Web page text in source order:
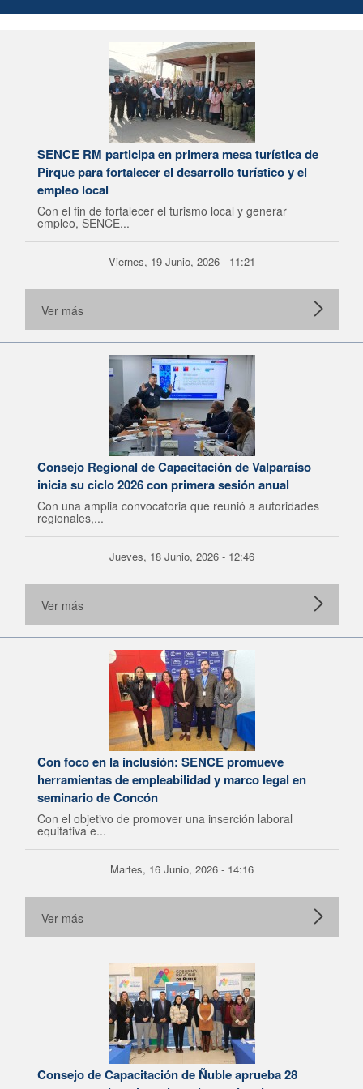
SENCE RM participa en primera mesa turística de
Pirque para fortalecer el desarrollo turístico y el
empleo local
Con el fin de fortalecer el turismo local y generar
empleo, SENCE...
Viernes, 19 Junio, 2026 - 11:21
Ver más
Consejo Regional de Capacitación de Valparaíso
inicia su ciclo 2026 con primera sesión anual
Con una amplia convocatoria que reunió a autoridades
regionales,...
Jueves, 18 Junio, 2026 - 12:46
Ver más
Con foco en la inclusión: SENCE promueve
herramientas de empleabilidad y marco legal en
seminario de Concón
Con el objetivo de promover una inserción laboral
equitativa e...
Martes, 16 Junio, 2026 - 14:16
Ver más
Consejo de Capacitación de Ñuble aprueba 28